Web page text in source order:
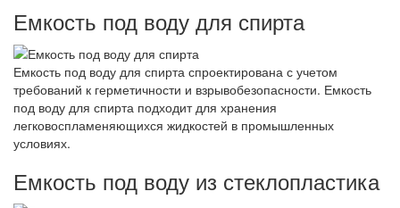
Емкость под воду для спирта
Емкость под воду для спирта спроектирована с учетом
требований к герметичности и взрывобезопасности. Емкость
под воду для спирта подходит для хранения
легковоспламеняющихся жидкостей в промышленных
условиях.
Емкость под воду из стеклопластика